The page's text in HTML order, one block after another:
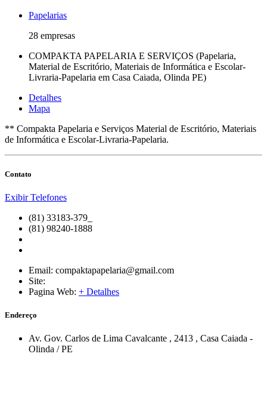
Papelarias
28 empresas
COMPAKTA PAPELARIA E SERVIÇOS (Papelaria,
Material de Escritório, Materiais de Informática e Escolar-
Livraria-Papelaria em Casa Caiada, Olinda PE)
Detalhes
Mapa
** Compakta Papelaria e Serviços Material de Escritório, Materiais
de Informática e Escolar-Livraria-Papelaria.
Contato
Exibir Telefones
(81) 33183-379_
(81) 98240-1888
Email: compaktapapelaria@gmail.com
Site:
Pagina Web: + Detalhes
Endereço
Av. Gov. Carlos de Lima Cavalcante , 2413 , Casa Caiada -
Olinda /PE